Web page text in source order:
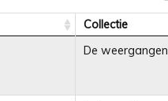
Collectie
De weergangen